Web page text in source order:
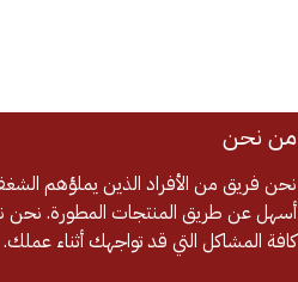
من نحن
نحن فريق من الأفراد الذين يملؤهم
أسهل عن طريق المنتجات المطورة. نحن
كافة المشاكل التي قد تواجهك أثناء عملك.